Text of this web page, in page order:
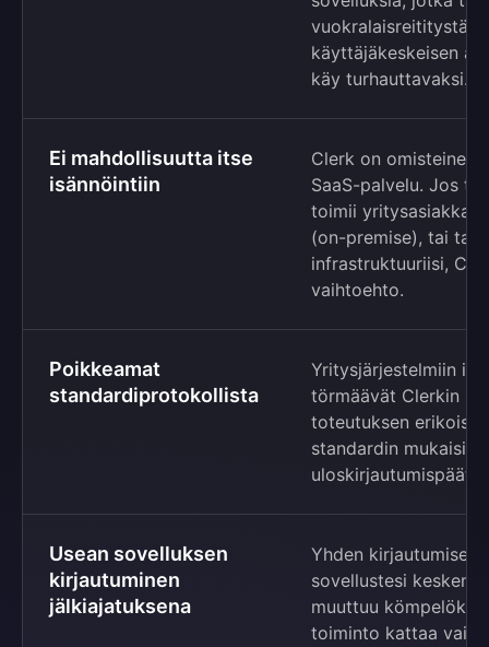
vuokralaisreititystä
käyttäjäkeskeisen
käy turhauttavaksi.
Ei mahdollisuutta itse
isännöintiin
Clerk on
SaaS-palvelu. Jos
toimii
(on-premise), tai
infrastruktuuriisi,
vaihtoehto.
Poikkeamat
standardiprotokollista
Yritysjärjestelmiin
törmäävät Clerkin
toteutuksen
standardin mukaisiin
Usean sovelluksen
kirjautuminen
jälkiajatuksena
Yhden kirjautumisen
sovellustesi kesken
muuttuu
toiminto kattaa vain